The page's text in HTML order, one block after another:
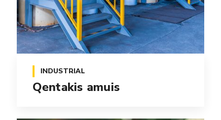
INDUSTRIAL
Qentakis amuis